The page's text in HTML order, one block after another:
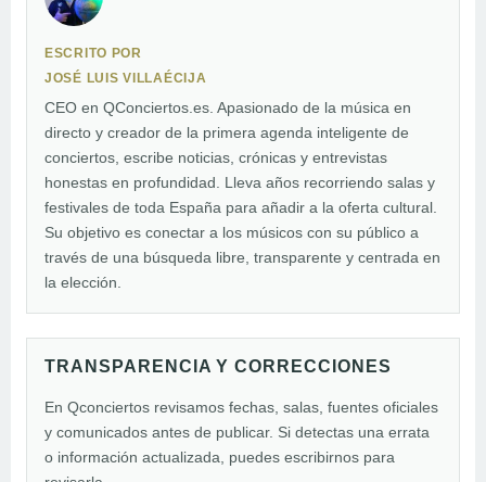
ESCRITO POR
JOSÉ LUIS VILLAÉCIJA
CEO en QConciertos.es. Apasionado de la música en
directo y creador de la primera agenda inteligente de
conciertos, escribe noticias, crónicas y entrevistas
honestas en profundidad. Lleva años recorriendo salas y
festivales de toda España para añadir a la oferta cultural.
Su objetivo es conectar a los músicos con su público a
través de una búsqueda libre, transparente y centrada en
la elección.
TRANSPARENCIA Y CORRECCIONES
En Qconciertos revisamos fechas, salas, fuentes oficiales
y comunicados antes de publicar. Si detectas una errata
o información actualizada, puedes escribirnos para